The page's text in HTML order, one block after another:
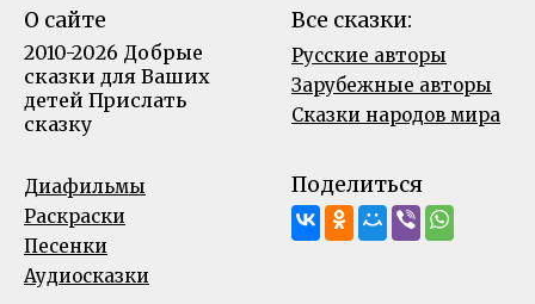
О сайте
2010-2026 Добрые
сказки для Ваших
детей Прислать
сказку
Все сказки:
Русские авторы
Зарубежные авторы
Сказки народов мира
Диафильмы
Раскраски
Песенки
Аудиосказки
Поделиться